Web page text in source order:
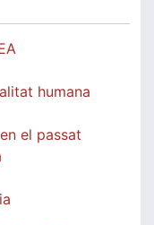
humana
el passat